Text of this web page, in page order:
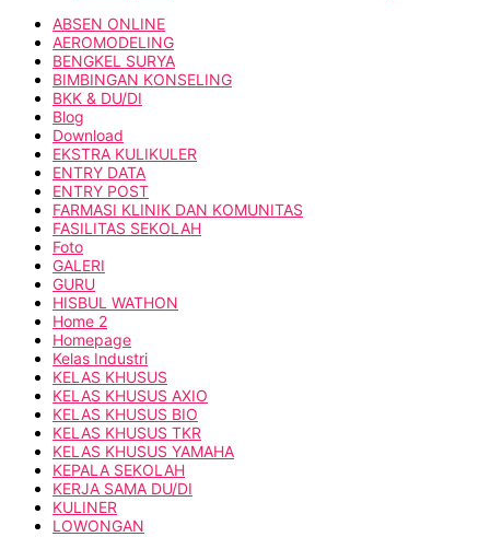
ABSEN ONLINE
AEROMODELING
BENGKEL SURYA
BIMBINGAN KONSELING
BKK & DU/DI
Blog
Download
EKSTRA KULIKULER
ENTRY DATA
ENTRY POST
FARMASI KLINIK DAN KOMUNITAS
FASILITAS SEKOLAH
Foto
GALERI
GURU
HISBUL WATHON
Home 2
Homepage
Kelas Industri
KELAS KHUSUS
KELAS KHUSUS AXIO
KELAS KHUSUS BIO
KELAS KHUSUS TKR
KELAS KHUSUS YAMAHA
KEPALA SEKOLAH
KERJA SAMA DU/DI
KULINER
LOWONGAN